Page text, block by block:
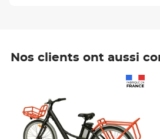
Nos clients ont aussi